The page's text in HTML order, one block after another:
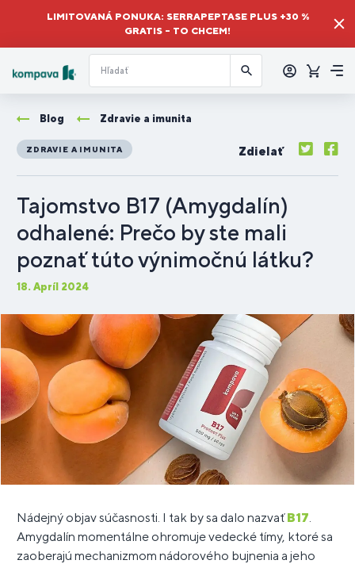
LIMITOVANÁ PONUKA: SERRAPEPTASE PLUS +30 %
GRATIS – TO CHCEM!
sa
Košík
Blog Zdravie a imunita
ZDRAVIE A IMUNITA Zdielať
Tajomstvo B17 (Amygdalín)
odhalené: Prečo by ste mali
poznať túto výnimočnú látku?
18. Apríl 2024
Nádejný objav súčasnosti. I tak by sa dalo nazvaťB17
Amygdalín momentálne ohromuje vedecké tímy, ktoré sa
zaoberajú mechanizmom nádorového bujnenia a jeho